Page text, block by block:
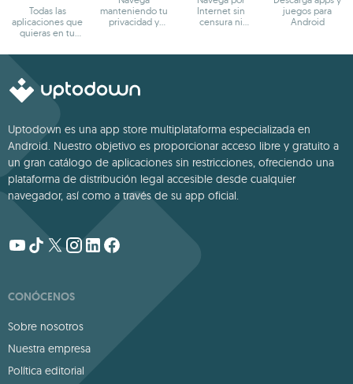
Todas las
aplicaciones que
quieras en tu
manteniendo tu
privacidad y
Internet sin
censura ni
juegos para
Android
Uptodown es una app store multiplataforma especializada en
Android. Nuestro objetivo es proporcionar acceso libre y gratuito a
un gran catálogo de aplicaciones sin restricciones, ofreciendo una
plataforma de distribución legal accesible desde cualquier
navegador, así como a través de su app oficial.
CONÓCENOS
Sobre nosotros
Nuestra empresa
Política editorial